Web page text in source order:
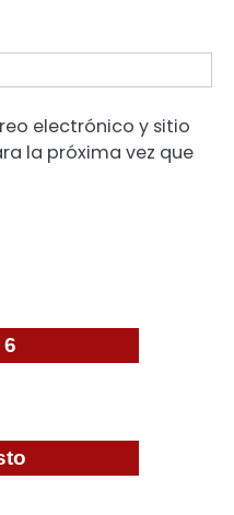
electrónico y sitio
la próxima vez que